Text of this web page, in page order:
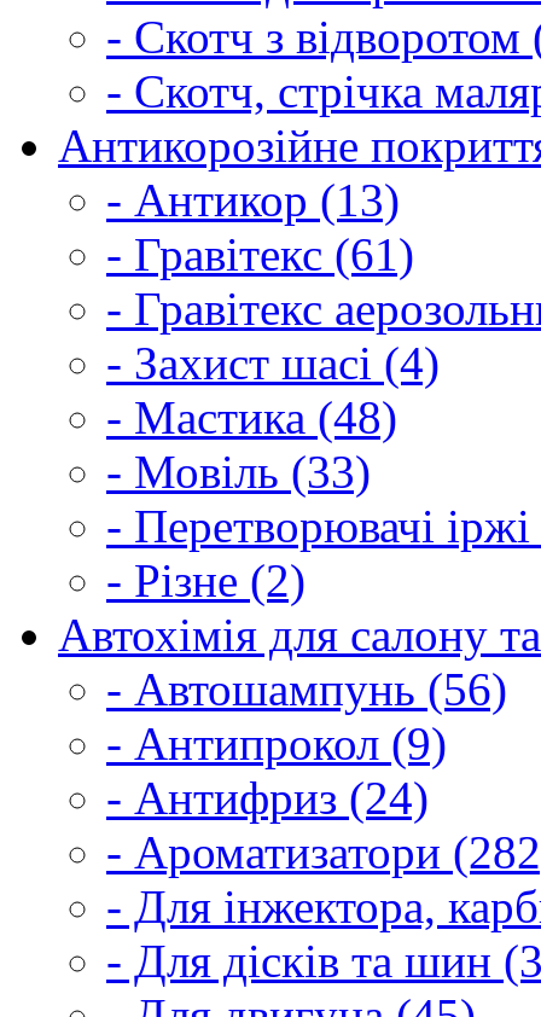
- Скотч з відворотом
- Скотч, стрічка
Антикорозійне
- Антикор (13)
- Гравітекс (61)
- Гравітекс
- Захист шасі (4)
- Мастика (48)
- Мовіль (33)
- Перетворювачі
- Різне (2)
Автохімія для салону
- Автошампунь (56)
- Антипрокол (9)
- Антифриз (24)
- Ароматизатори
- Для інжектора,
- Для дісків та шин